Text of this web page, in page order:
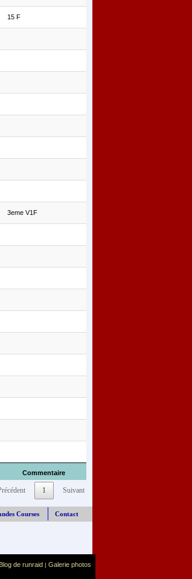
Commentaire
15 F
3eme V1F
1 Suivant
Courses Contact
Blog de runraid | Galerie photos